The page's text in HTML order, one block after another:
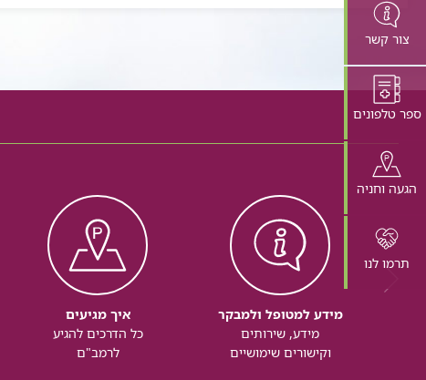
צור קשר
ספר טלפונים
הגעה וחניה
תרמו לנו
מידע למטופל ולמבקר
מידע, שירותים
וקישורים שימושיים
איך מגיעים
כל הדרכים להגיע
לרמב"ם